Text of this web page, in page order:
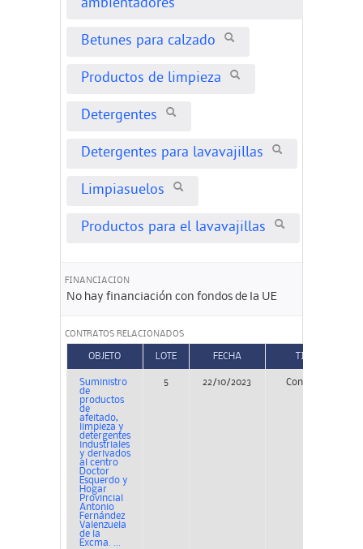
ambientadores
Betunes para calzado
Productos de limpieza
Detergentes
Detergentes para lavavajillas
Limpiasuelos
Productos para el lavavajillas
FINANCIACION
No hay financiación con fondos de la UE
CONTRATOS RELACIONADOS
OBJETO LOTE FECHA TIPO
Suministro
de
productos
de
afeitado,
limpieza y
detergentes
industriales
y derivados
al centro
Doctor
Esquerdo y
Hogar
Provincial
Antonio
Fernández
Valenzuela
de la
Excma. ...
5 22/10/2023 Concurso